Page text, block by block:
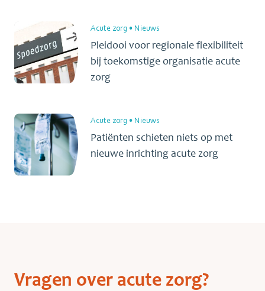
Acute zorg • Nieuws
Pleidooi voor regionale flexibiliteit
bij toekomstige organisatie acute
zorg
Acute zorg • Nieuws
Patiënten schieten niets op met
nieuwe inrichting acute zorg
Vragen over acute zorg?